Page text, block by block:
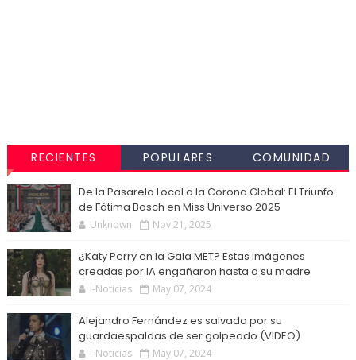
RECIENTES POPULARES COMUNIDAD
De la Pasarela Local a la Corona Global: El Triunfo
de Fátima Bosch en Miss Universo 2025
Unknown Nov 21, 2025
¿Katy Perry en la Gala MET? Estas imágenes
creadas por IA engañaron hasta a su madre
I-Noticias May 07, 2024
Alejandro Fernández es salvado por su
guardaespaldas de ser golpeado (VIDEO)
I-Noticias May 07, 2024